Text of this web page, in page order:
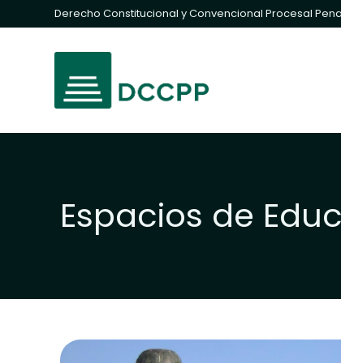
Derecho Constitucional y Convencional Procesal
Espacios de